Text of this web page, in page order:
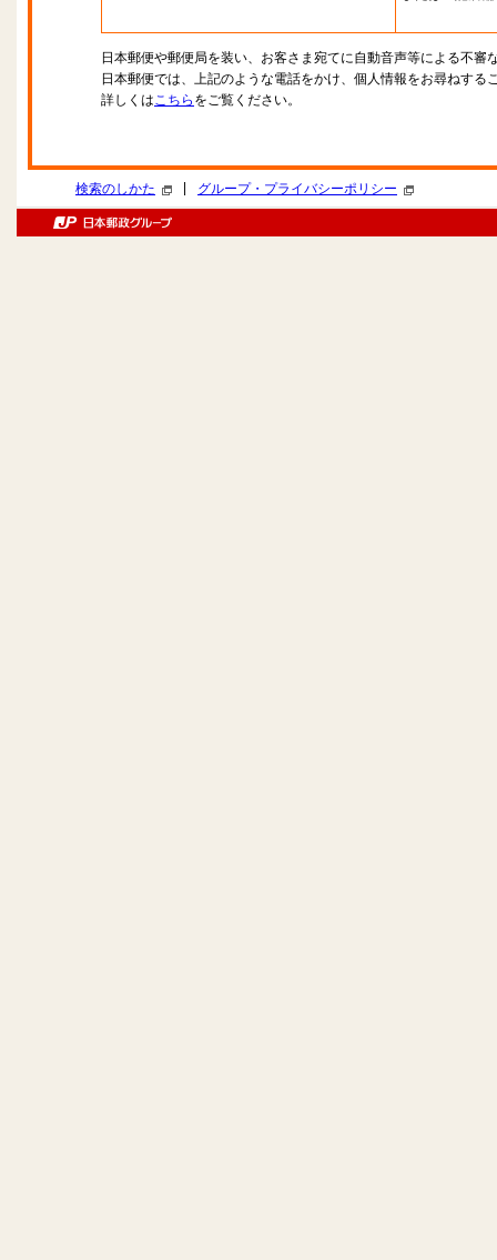
日本郵便や郵便局を装い、お客さま宛てに自動音声等による不審
日本郵便では、上記のような電話をかけ、個人情報をお尋ねする
詳しくはこちら をご覧ください。
検索のしかた グループ・プライバシーポリシー